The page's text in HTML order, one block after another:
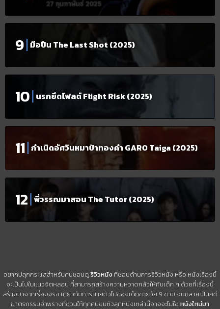
มือปืน The Last Shot (2025)
นรกยึดไฟลต์ Flight Risk (2025)
กำเนิดอัศวินหมาป่าทองคำ GARO Taiga (2025)
พี่วรรณมาสอน The Tutor (2025)
อยากปลุกกระแสสำหรับคนชอบดูรีวิวหนัง ที่ชอบด้านการรีวิวหนัง หรือ หนังเรื่องนี้
จะเป็นไปในแนวจิตหลอน ที่สามารถสร้างความหวาดกลัวให้กับเด็ก ๆ ด้วยที่เรื่องนี้
สร้างมาจากเรื่องจริง เกี่ยวกับการหายตัวไปของเด็กชายวัย 9 ขวบ จนกลายเป็นคดี
ฆาตรกรรมอำพรางที่ชวนให้ทุกคนขนหัวลุกหนังเหล่านี้อาจจะไม่ใช่ หนังใหม่มา